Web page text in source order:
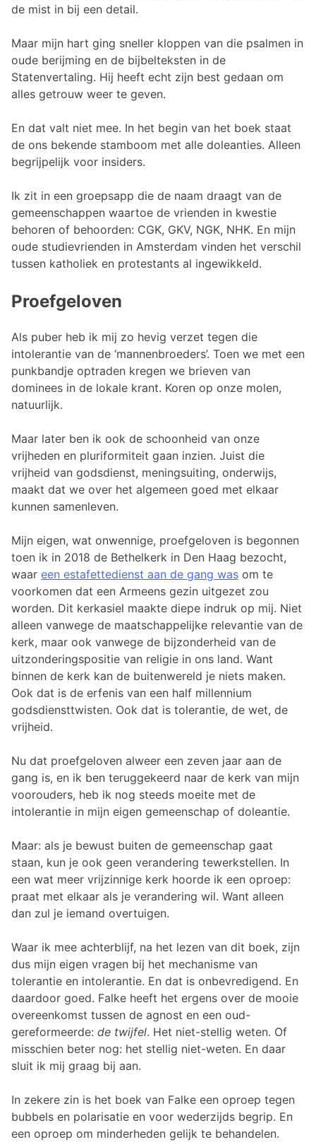
de mist in bij een detail.
Maar mijn hart ging sneller kloppen van die psalmen in
oude berijming en de bijbelteksten in de
Statenvertaling. Hij heeft echt zijn best gedaan om
alles getrouw weer te geven.
En dat valt niet mee. In het begin van het boek staat
de ons bekende stamboom met alle doleanties. Alleen
begrijpelijk voor insiders.
Ik zit in een groepsapp die de naam draagt van de
gemeenschappen waartoe de vrienden in kwestie
behoren of behoorden: CGK, GKV, NGK, NHK. En mijn
oude studievrienden in Amsterdam vinden het verschil
tussen katholiek en protestants al ingewikkeld.
Proefgeloven
Als puber heb ik mij zo hevig verzet tegen die
intolerantie van de ‘mannenbroeders’. Toen we met een
punkbandje optraden kregen we brieven van
dominees in de lokale krant. Koren op onze molen,
natuurlijk.
Maar later ben ik ook de schoonheid van onze
vrijheden en pluriformiteit gaan inzien. Juist die
vrijheid van godsdienst, meningsuiting, onderwijs,
maakt dat we over het algemeen goed met elkaar
kunnen samenleven.
Mijn eigen, wat onwennige, proefgeloven is begonnen
toen ik in 2018 de Bethelkerk in Den Haag bezocht,
waar een estafettedienst aan de gang was om te
voorkomen dat een Armeens gezin uitgezet zou
worden. Dit kerkasiel maakte diepe indruk op mij. Niet
alleen vanwege de maatschappelijke relevantie van de
kerk, maar ook vanwege de bijzonderheid van de
uitzonderingspositie van religie in ons land. Want
binnen de kerk kan de buitenwereld je niets maken.
Ook dat is de erfenis van een half millennium
godsdiensttwisten. Ook dat is tolerantie, de wet, de
vrijheid.
Nu dat proefgeloven alweer een zeven jaar aan de
gang is, en ik ben teruggekeerd naar de kerk van mijn
voorouders, heb ik nog steeds moeite met de
intolerantie in mijn eigen gemeenschap of doleantie.
Maar: als je bewust buiten de gemeenschap gaat
staan, kun je ook geen verandering tewerkstellen. In
een wat meer vrijzinnige kerk hoorde ik een oproep:
praat met elkaar als je verandering wil. Want alleen
dan zul je iemand overtuigen.
Waar ik mee achterblijf, na het lezen van dit boek, zijn
dus mijn eigen vragen bij het mechanisme van
tolerantie en intolerantie. En dat is onbevredigend. En
daardoor goed. Falke heeft het ergens over de mooie
overeenkomst tussen de agnost en een oud-
gereformeerde: de twijfel. Het niet-stellig weten. Of
misschien beter nog: het stellig niet-weten. En daar
sluit ik mij graag bij aan.
In zekere zin is het boek van Falke een oproep tegen
bubbels en polarisatie en voor wederzijds begrip. En
een oproep om minderheden gelijk te behandelen.